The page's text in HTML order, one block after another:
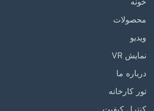
محصولات
ویدیو
نمایش VR
درباره ما
تور کارخانه
کنترل کیفیت